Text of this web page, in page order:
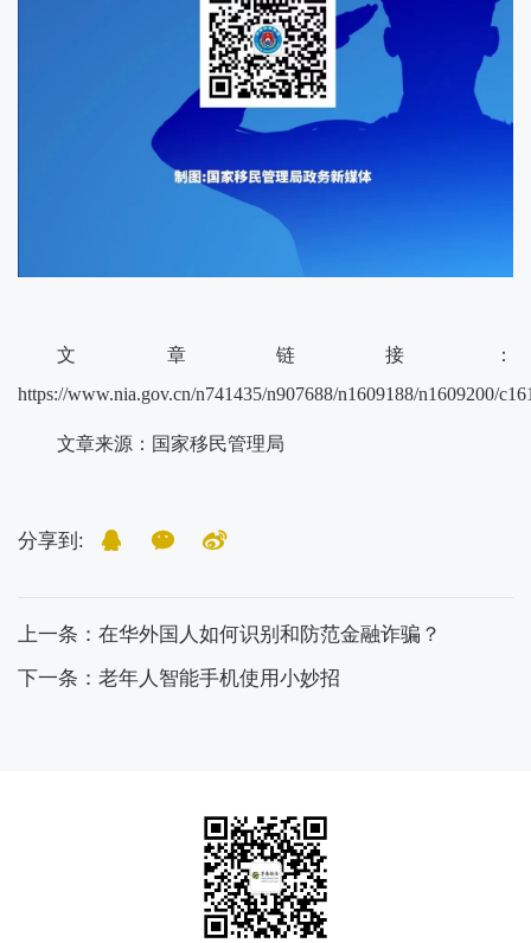
文章链接：
https://www.nia.gov.cn/n741435/n907688/n1609188/n1609200/
文章来源： 国家移民管理局
分享到:
上一条：在华外国人如何识别和防范金融诈骗？
下一条：老年人智能手机使用小妙招